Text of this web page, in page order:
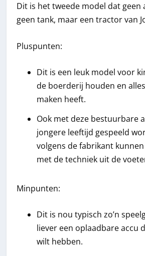
Dit is het tweede model dat geen
geen tank, maar een tractor van
Pluspunten:
Dit is een leuk model voor
de boerderij houden en
maken heeft.
Ook met deze bestuurbare
jongere leeftijd gespeeld
volgens de fabrikant
met de techniek uit de
Minpunten:
Dit is nou typisch zo’n
liever een oplaadbare accu
wilt hebben.